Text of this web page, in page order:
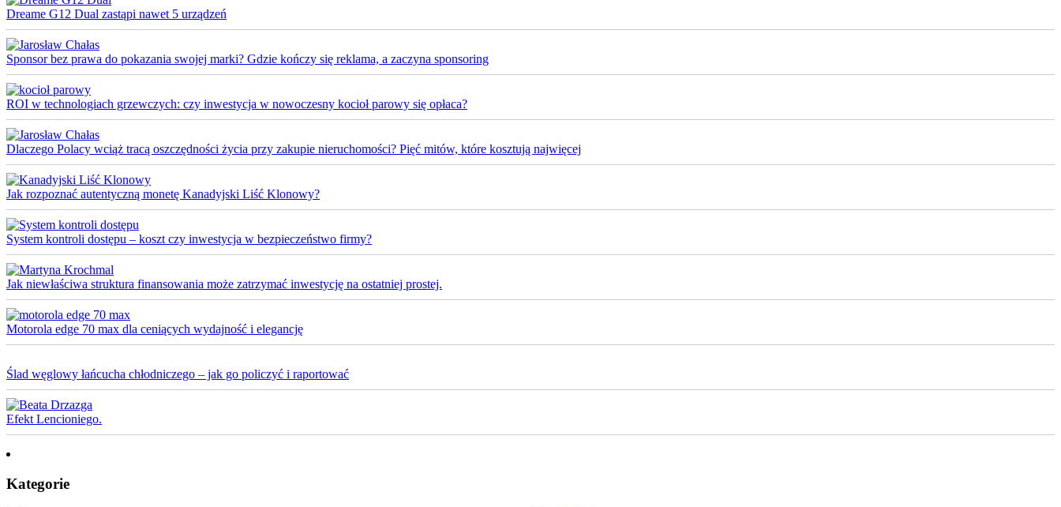
Dreame G12 Dual zastąpi nawet 5 urządzeń
Sponsor bez prawa do pokazania swojej marki? Gdzie kończy się reklama, a zaczyna sponsoring
ROI w technologiach grzewczych: czy inwestycja w nowoczesny kocioł parowy się opłaca?
Dlaczego Polacy wciąż tracą oszczędności życia przy zakupie nieruchomości? Pięć mitów, które kosztują najwięcej
Jak rozpoznać autentyczną monetę Kanadyjski Liść Klonowy?
System kontroli dostępu – koszt czy inwestycja w bezpieczeństwo firmy?
Jak niewłaściwa struktura finansowania może zatrzymać inwestycję na ostatniej prostej.
Motorola edge 70 max dla ceniących wydajność i elegancję
Ślad węglowy łańcucha chłodniczego – jak go policzyć i raportować
Efekt Lencioniego.
Kategorie